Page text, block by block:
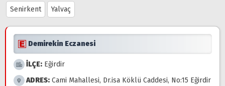
Senirkent Yalvaç
Demirekin Eczanesi
İLÇE: Eğirdir
ADRES: Cami Mahallesi, Dr.isa Köklü Caddesi, No:15 Eğirdir